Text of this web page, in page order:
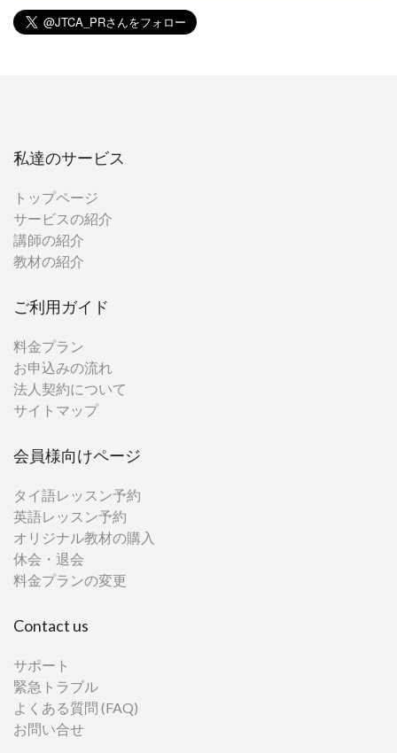
私達のサービス
トップページ
サービスの紹介
講師の紹介
教材の紹介
ご利用ガイド
料金プラン
お申込みの流れ
法人契約について
サイトマップ
会員様向けページ
タイ語レッスン予約
英語レッスン予約
オリジナル教材の購入
休会・退会
料金プランの変更
Contact us
サポート
緊急トラブル
よくある質問 (FAQ)
お問い合せ